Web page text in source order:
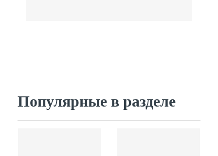
Популярные в разделе